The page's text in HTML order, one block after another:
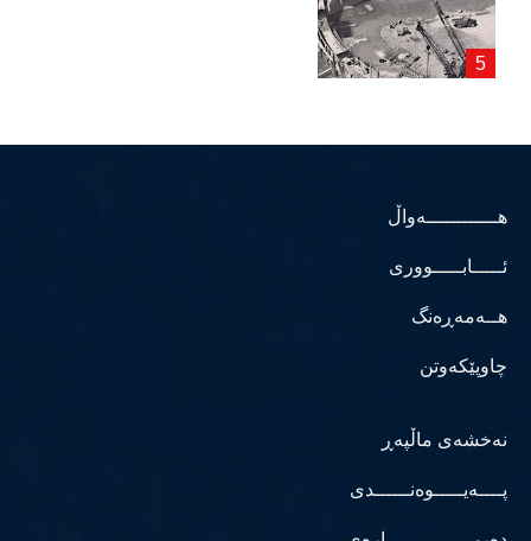
هــــــــــــەواڵ
ئـــــابـــــووری
هــەمەڕەنگ
چاوپێکەوتن
نەخشەی ماڵپەڕ
پــــەیـــــوەنــــــدی